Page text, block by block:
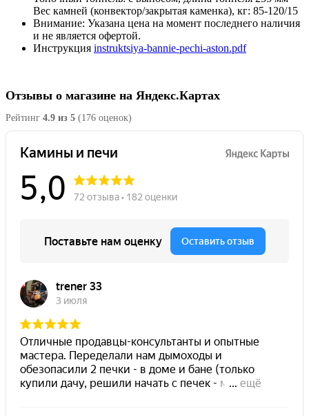
Вес камней (конвектор/закрытая каменка), кг: 85-120/15
Внимание: Указана цена на момент последнего наличия
и не является офертой.
Инструкция instruktsiya-bannie-pechi-aston.pdf
Отзывы о магазине на Яндекс.Картах
Рейтинг 4.9 из 5 (176 оценок)